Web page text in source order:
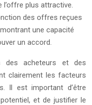
l’offre plus attractive.
des offres reçues
une capacité
un accord.
des acheteurs et des
clairement les facteurs
Il est important d’être
et de justifier le